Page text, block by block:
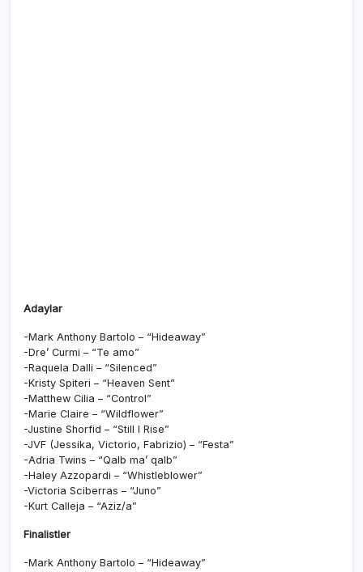
Adaylar
-Mark Anthony Bartolo – “Hideaway”
-Dre’ Curmi – “Te amo”
-Raquela Dalli – “Silenced”
-Kristy Spiteri – “Heaven Sent”
-Matthew Cilia – “Control”
-Marie Claire – “Wildflower”
-Justine Shorfid – “Still I Rise”
-JVF (Jessika, Victorio, Fabrizio) – “Festa”
-Adria Twins – “Qalb ma’ qalb”
-Haley Azzopardi – “Whistleblower”
-Victoria Sciberras – “Juno”
-Kurt Calleja – “Aziz/a”
Finalistler
-Mark Anthony Bartolo – “Hideaway”